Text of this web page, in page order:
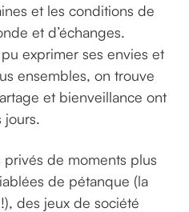
et les conditions de
et d’échanges.
exprimer ses envies et
ensembles, on trouve
et bienveillance ont
jours.
privés de moments plus
de pétanque (la
des jeux de société